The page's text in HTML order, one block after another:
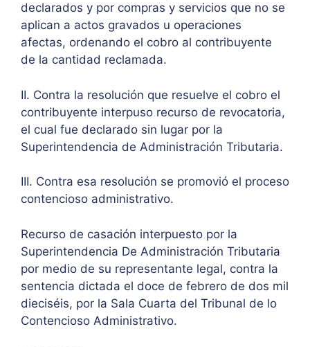
declarados y por compras y servicios que no se
aplican a actos gravados u operaciones
afectas, ordenando el cobro al contribuyente
de la cantidad reclamada.
II. Contra la resolución que resuelve el cobro el
contribuyente interpuso recurso de revocatoria,
el cual fue declarado sin lugar por la
Superintendencia de Administración Tributaria.
III. Contra esa resolución se promovió el proceso
contencioso administrativo.
Recurso de casación interpuesto por la
Superintendencia De Administración Tributaria
por medio de su representante legal, contra la
sentencia dictada el doce de febrero de dos mil
dieciséis, por la Sala Cuarta del Tribunal de lo
Contencioso Administrativo.